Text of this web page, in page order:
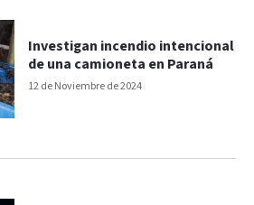
12 de Noviembre de 2024
Investigan incendio intencional
de una camioneta en Paraná